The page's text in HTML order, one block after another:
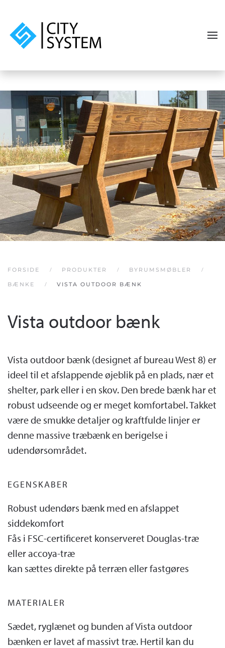
Skip to main content
FORSIDE PRODUKTER BYRUMSMØBLER
BÆNKE VISTA OUTDOOR BÆNK
Vista outdoor bænk
Vista outdoor bænk (designet af bureau West 8) er
ideel til et afslappende øjeblik på en plads, nær et
shelter, park eller i en skov. Den brede bænk har et
robust udseende og er meget komfortabel. Takket
være de smukke detaljer og kraftfulde linjer er
denne massive træbænk en berigelse i
udendørsområdet.
EGENSKABER
Robust udendørs bænk med en afslappet
siddekomfort
Fås i FSC-certificeret konserveret Douglas-træ
eller accoya-træ
kan sættes direkte på terræn eller fastgøres
MATERIALER
Sædet, ryglænet og bunden af ​​Vista outdoor
bænken er lavet af massivt træ. Hertil kan du